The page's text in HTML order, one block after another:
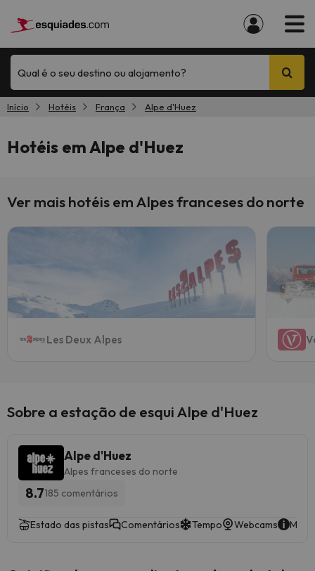
Qual é o seu destino ou alojamento?
Início Hotéis França Alpe d'Huez
Hotéis em Alpe d'Huez
Ver mais hotéis em Alpes franceses do norte
Les Deux Alpes
Sobre a estação de esqui Alpe d'Huez
Alpe d'Huez
Alpes franceses do norte
8.7185 comentários
Estado das pistas Comentários Tempo Webcams Mais